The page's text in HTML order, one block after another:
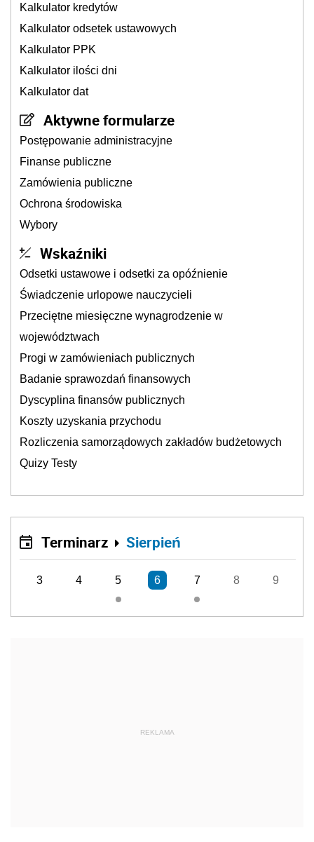
Kalkulator kredytów
Kalkulator odsetek ustawowych
Kalkulator PPK
Kalkulator ilości dni
Kalkulator dat
Aktywne formularze
Postępowanie administracyjne
Finanse publiczne
Zamówienia publiczne
Ochrona środowiska
Wybory
Wskaźniki
Odsetki ustawowe i odsetki za opóźnienie
Świadczenie urlopowe nauczycieli
Przeciętne miesięczne wynagrodzenie w
województwach
Progi w zamówieniach publicznych
Badanie sprawozdań finansowych
Dyscyplina finansów publicznych
Koszty uzyskania przychodu
Rozliczenia samorządowych zakładów budżetowych
Quizy Testy
Terminarz Sierpień
3 4 5 6 7 8 9
REKLAMA